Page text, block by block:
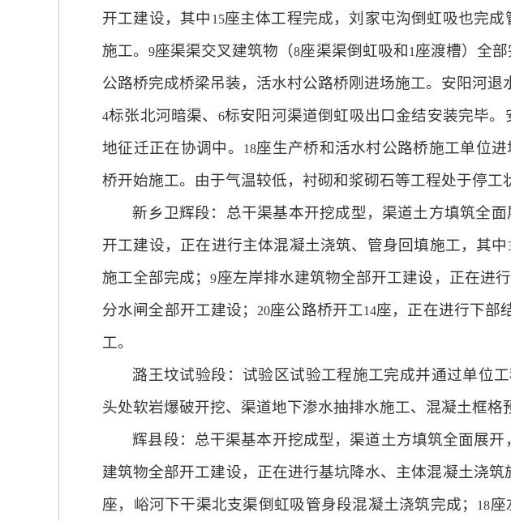
开工建设，其中 15座主体工程完成，刘家屯沟倒虹吸也完
施工。9座渠渠交叉建筑物（8座渠渠倒虹吸和 1 座渡槽）全部
公路桥完成桥梁吊装，活水村公路桥刚进场施工。安阳河退
4标张北河暗渠、 6标安阳河渠道倒虹吸出口金结安装完毕
地征迁正在协调中。
18座生产桥和活水村公路桥施工单位
桥开始施工。由于气温较低，衬砌和浆砌石等工程处于停工
新乡卫辉段：总干渠基本开挖成型，渠道土方填筑全面
开工建设，正在进行主体混凝土浇筑、管身回填施工，其中
施工全部完成；9座左岸排水建筑物全部开工建设，正在进
分水闸全部开工建设；
20座公路桥开工14座，正在进行下部
工。
潞王坟试验段：试验区试验工程施工完成并通过单位
头处软岩爆破开挖、渠道地下渗水抽排水施工、混凝土框格
辉县段：总干渠基本开挖成型，渠道土方填筑全面展开
建筑物全部开工建设，正在进行基坑降水、主体混凝土浇筑
座，峪河下干渠北支渠倒虹吸管身段混凝土浇筑完成； 18座